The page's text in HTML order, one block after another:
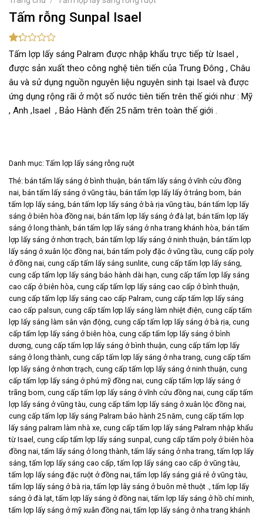
Tấm rỗng Sunpal Isael
1.26
trên
5
dựa
19
đánh
giá
Tấm lợp lấy sáng Palram được nhập khẩu trực tiếp từ Isael ,
được sản xuất theo công nghệ tiên tiến của Trung Đông , Châu
âu và sử dụng nguồn nguyên liệu nguyên sinh tại Isael và được
ứng dụng rộng rãi ở một số nước tiên tiến trên thế giới như : Mỹ
, Anh ,Isael , Bảo Hành đến 25 năm trên toàn thế giới .
Danh mục: Tấm lợp lấy sáng rỗng ruột
Thẻ: bán tấm lấy sáng ở bình thuận bán tấm lấy sáng ở vĩnh cửu đồng
nai bán tấm lấy sáng ở vũng tàu bán tấm lợp lấy lấy ở trảng bom bán
tấm lợp lấy sáng bán tấm lợp lấy sáng ở bà rịa vũng tàu bán tấm lợp lấy
sáng ở biên hòa đồng nai bán tấm lợp lấy sáng ở đà lạt bán tấm lợp lấy
sáng ở long thành bán tấm lợp lấy sáng ở nha trang khánh hòa bán tấm
lợp lấy sáng ở nhơn trạch bán tấm lợp lấy sáng ở ninh thuận bán tấm lợp
lấy sáng ở xuân lộc đồng nai bán tấm poly đặc ở vũng tầu cung cấp poly
ở đồng nai cung cấp tấm lấy sáng sunlite cung cấp tấm lợp lấy sáng
cung cấp tấm lợp lấy sáng bảo hành dài hạn cung cấp tấm lợp lấy sáng
cao cấp ở biên hòa cung cấp tấm lợp lấy sáng cao cấp ở bình thuận
cung cấp tấm lợp lấy sáng cao cấp Palram cung cấp tấm lợp lấy sáng
cao cấp palsun cung cấp tấm lợp lấy sáng làm nhiệt điện cung cấp tấm
lợp lấy sáng làm sân vận động cung cấp tấm lợp lấy sáng ở bà rịa cung
cấp tấm lợp lấy sáng ở biên hòa cung cấp tấm lợp lấy sáng ở bình
dương cung cấp tấm lợp lấy sáng ở bình thuận cung cấp tấm lợp lấy
sáng ở long thành cung cấp tấm lợp lấy sáng ở nha trang cung cấp tấm
lợp lấy sáng ở nhơn trạch cung cấp tấm lợp lấy sáng ở ninh thuận cung
cấp tấm lợp lấy sáng ở phú mỹ đồng nai cung cấp tấm lợp lấy sáng ở
trãng bom cung cấp tấm lợp lấy sáng ở vĩnh cửu đồng nai cung cấp tấm
lợp lấy sáng ở vũng tàu cung cấp tấm lợp lấy sáng ở xuân lộc đồng nai
cung cấp tấm lợp lấy sáng Palram bảo hành 25 năm cung cấp tấm lợp
lấy sáng palram làm nhà xe cung cấp tấm lợp lấy sáng Palram nhập khẩu
từ Isael cung cấp tấm lợp lấy sáng sunpal
cung cấp tấm poly ở biên hòa
đồng nai ,tấm lấy sáng ở long thành ,tấm lấy sáng ở nha trang ,tấm lợp lấy
sáng ,tấm lợp lấy sáng cao cấp ,tấm lợp lấy sáng cao cấp ở vũng tàu
tấm lợp lấy sáng đặc ruột ở đồng nai ,tấm lợp lấy sáng giá rẻ ở vũng tàu
tấm lợp lấy sáng ở bà rịa ,tấm lợp lây sáng ở buôn mê thuột . ,tấm lợp lấy
sáng ở đà lạt ,tấm lợp lấy sáng ở đồng nai ,tấm lợp lấy sáng ở hồ chí minh
tấm lợp lấy sáng ở mỹ xuân đồng nai ,tấm lợp lấy sáng ở nha trang khánh